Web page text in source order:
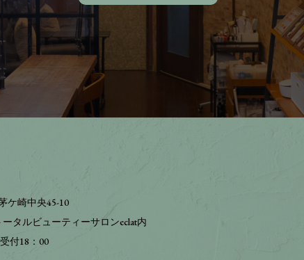
ケ崎中央45-10
タルビューティーサロンeclat内
付18：00